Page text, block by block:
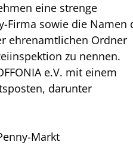
eine strenge
Firma sowie die Namen
ehrenamtlichen Ordner
zu nennen.
e.V. mit einem
darunter
Markt